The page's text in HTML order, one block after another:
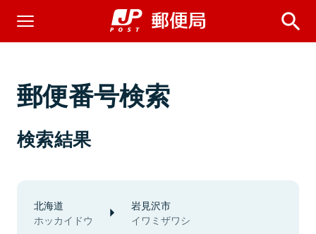
郵便番号検索
検索結果
北海道
ホッカイドウ
岩見沢市
イワミザワシ